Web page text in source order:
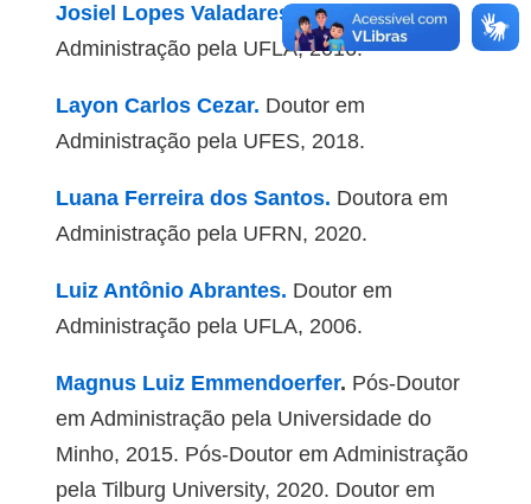
Josiel Lopes Valadares.Doutor em
Administração pela UFLA, 2016.
Layon Carlos Cezar. Doutor em
Administração pela UFES, 2018.
Luana Ferreira dos Santos. Doutora em
Administração pela UFRN, 2020.
Luiz Antônio Abrantes. Doutor em
Administração pela UFLA, 2006.
Magnus Luiz Emmendoerfer. Pós-Doutor
em Administração pela Universidade do
Minho, 2015. Pós-Doutor em Administração
pela Tilburg University, 2020. Doutor em